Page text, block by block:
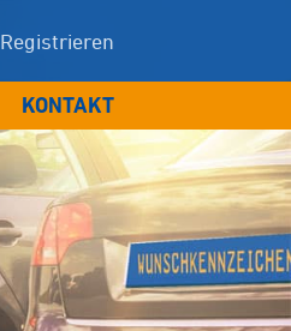
Registrieren
KONTAKT